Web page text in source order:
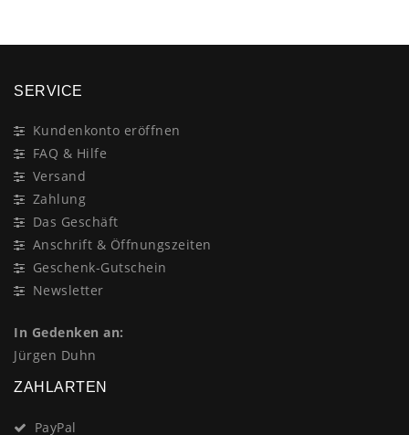
SERVICE
Kundenkonto eröffnen
FAQ & Hilfe
Versand
Zahlung
Das Geschäft
Anschrift & Öffnungszeiten
Geschenk-Gutschein
Newsletter
In Gedenken an:
Jürgen Duhn
ZAHLARTEN
PayPal